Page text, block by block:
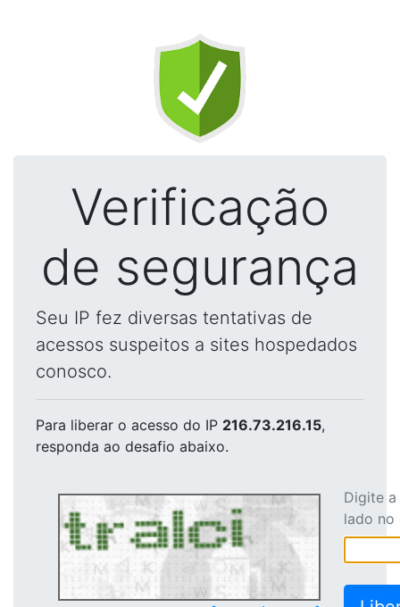
Verificação
de segurança
Seu IP fez diversas tentativas de
acessos suspeitos a sites hospedados
conosco.
Para liberar o acesso do IP 216.73.216.15,
responda ao desafio abaixo.
Digite
lado no